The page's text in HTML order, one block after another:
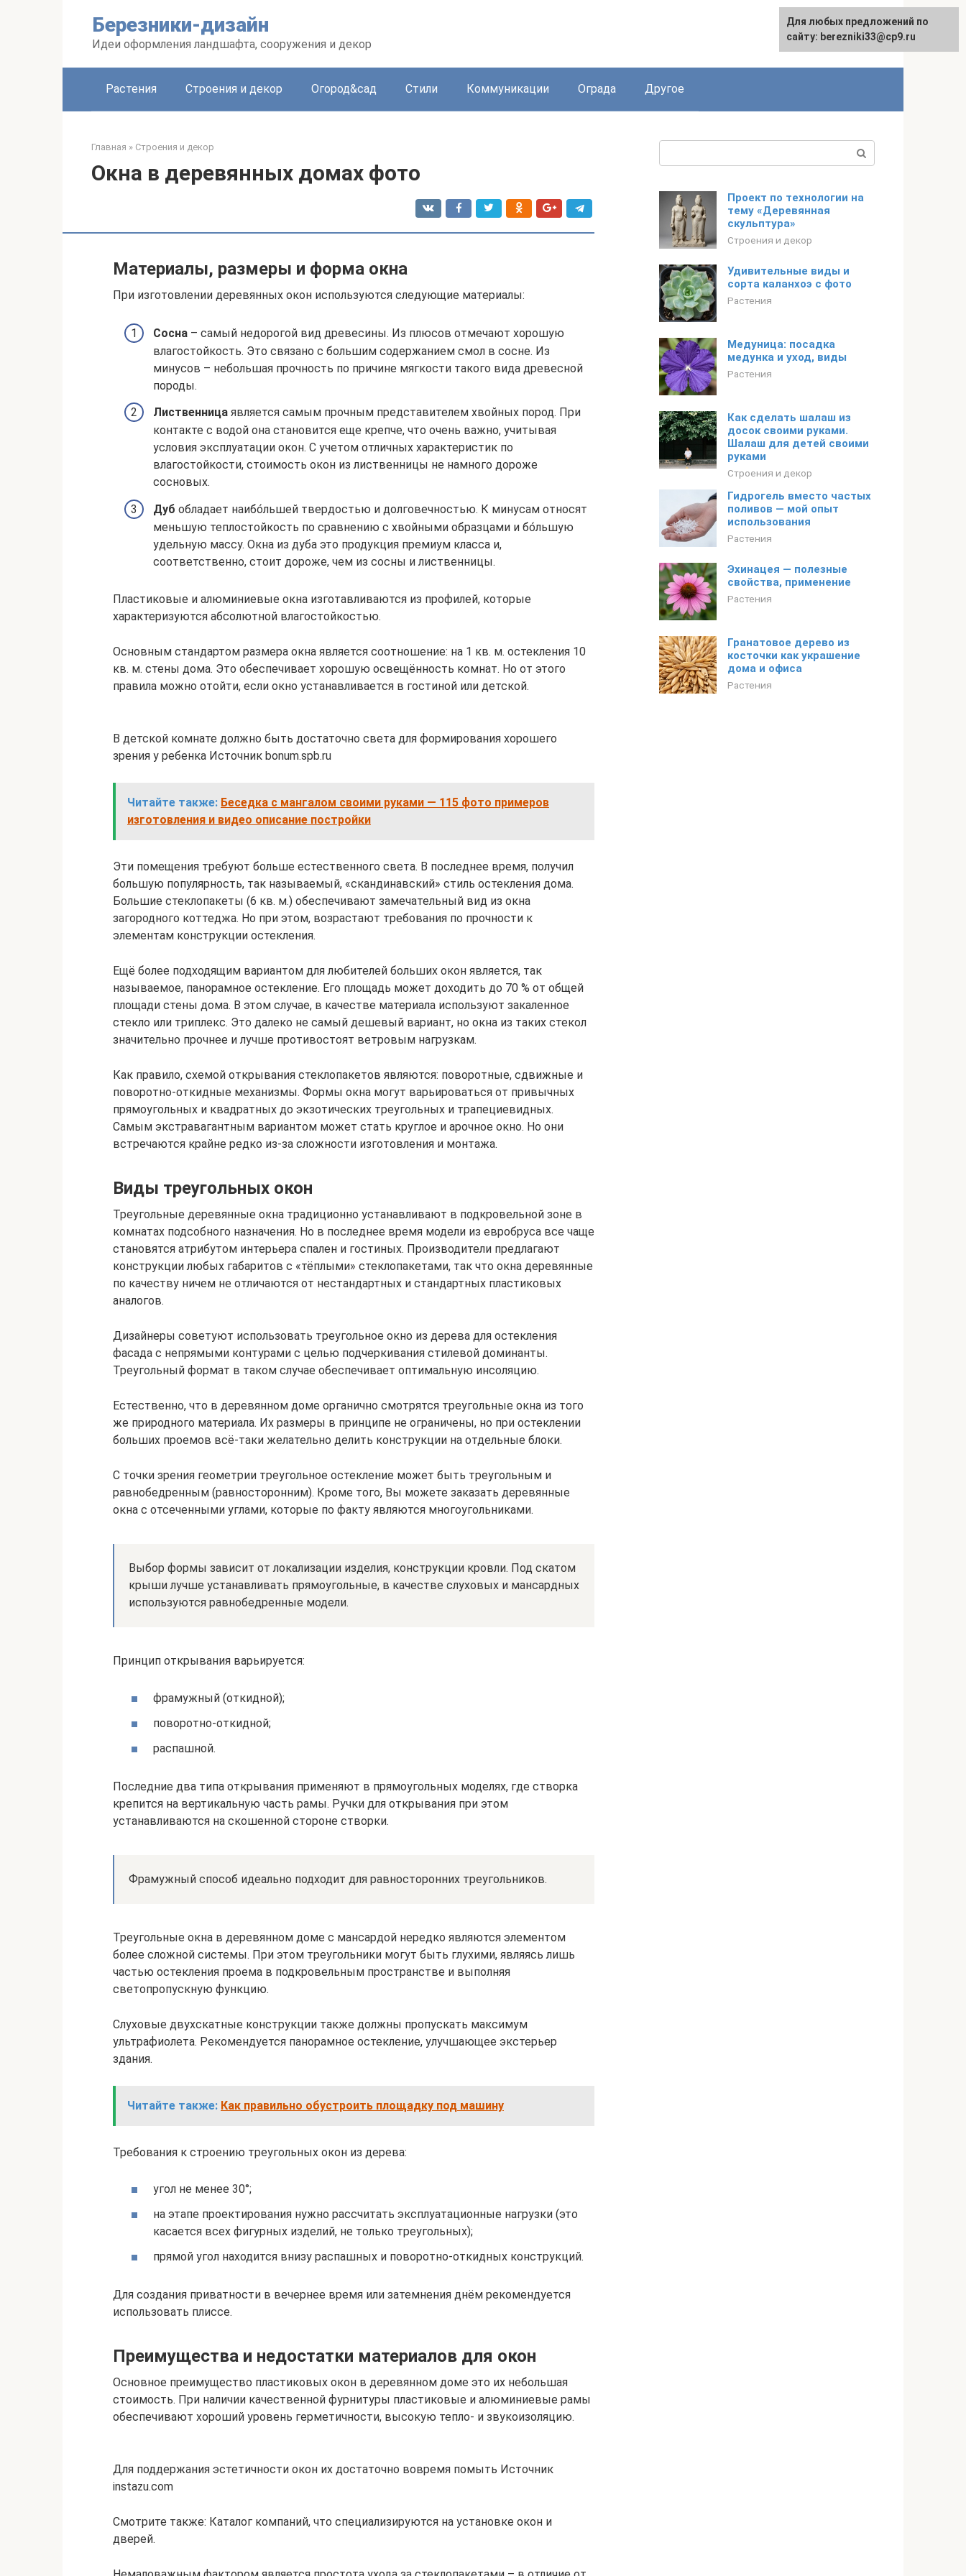
Березники-дизайн
Идеи оформления ландшафта, сооружения и декор
Растения Строения и декор Огород&сад Стили Коммуникации Ограда Другое
Главная » Строения и декор
Окна в деревянных домах фото
Материалы, размеры и форма окна
При изготовлении деревянных окон используются следующие материалы:
Сосна – самый недорогой вид древесины. Из плюсов отмечают хорошую
влагостойкость. Это связано с большим содержанием смол в сосне. Из
минусов – небольшая прочность по причине мягкости такого вида древесной
породы.
Лиственница является самым прочным представителем хвойных пород. При
контакте с водой она становится еще крепче, что очень важно, учитывая
условия эксплуатации окон. С учетом отличных характеристик по
влагостойкости, стоимость окон из лиственницы не намного дороже
сосновых.
Дуб обладает наибо́льшей твердостью и долговечностью. К минусам относят
меньшую теплостойкость по сравнению с хвойными образцами и бо́льшую
удельную массу. Окна из дуба это продукция премиум класса и,
соответственно, стоит дороже, чем из сосны и лиственницы.
Пластиковые и алюминиевые окна изготавливаются из профилей, которые
характеризуются абсолютной влагостойкостью.
Основным стандартом размера окна является соотношение: на 1 кв. м. остекления 10
кв. м. стены дома. Это обеспечивает хорошую освещённость комнат. Но от этого
правила можно отойти, если окно устанавливается в гостиной или детской.
В детской комнате должно быть достаточно света для формирования хорошего
зрения у ребенка Источник bonum.spb.ru
Читайте также: Беседка с мангалом своими руками — 115 фото примеров
изготовления и видео описание постройки
Эти помещения требуют больше естественного света. В последнее время, получил
большую популярность, так называемый, «скандинавский» стиль остекления дома.
Большие стеклопакеты (6 кв. м.) обеспечивают замечательный вид из окна
загородного коттеджа. Но при этом, возрастают требования по прочности к
элементам конструкции остекления.
Ещё более подходящим вариантом для любителей больших окон является, так
называемое, панорамное остекление. Его площадь может доходить до 70 % от общей
площади стены дома. В этом случае, в качестве материала используют закаленное
стекло или триплекс. Это далеко не самый дешевый вариант, но окна из таких стекол
значительно прочнее и лучше противостоят ветровым нагрузкам.
Как правило, схемой открывания стеклопакетов являются: поворотные, сдвижные и
поворотно-откидные механизмы. Формы окна могут варьироваться от привычных
прямоугольных и квадратных до экзотических треугольных и трапециевидных.
Самым экстравагантным вариантом может стать круглое и арочное окно. Но они
встречаются крайне редко из-за сложности изготовления и монтажа.
Виды треугольных окон
Треугольные деревянные окна традиционно устанавливают в подкровельной зоне в
комнатах подсобного назначения. Но в последнее время модели из евробруса все чаще
становятся атрибутом интерьера спален и гостиных. Производители предлагают
конструкции любых габаритов с «тёплыми» стеклопакетами, так что окна деревянные
по качеству ничем не отличаются от нестандартных и стандартных пластиковых
аналогов.
Дизайнеры советуют использовать треугольное окно из дерева для остекления
фасада с непрямыми контурами с целью подчеркивания стилевой доминанты.
Треугольный формат в таком случае обеспечивает оптимальную инсоляцию.
Естественно, что в деревянном доме органично смотрятся треугольные окна из того
же природного материала. Их размеры в принципе не ограничены, но при остеклении
больших проемов всё-таки желательно делить конструкции на отдельные блоки.
С точки зрения геометрии треугольное остекление может быть треугольным и
равнобедренным (равносторонним). Кроме того, Вы можете заказать деревянные
окна с отсеченными углами, которые по факту являются многоугольниками.
Выбор формы зависит от локализации изделия, конструкции кровли. Под скатом
крыши лучше устанавливать прямоугольные, в качестве слуховых и мансардных
используются равнобедренные модели.
Принцип открывания варьируется:
фрамужный (откидной);
поворотно-откидной;
распашной.
Последние два типа открывания применяют в прямоугольных моделях, где створка
крепится на вертикальную часть рамы. Ручки для открывания при этом
устанавливаются на скошенной стороне створки.
Фрамужный способ идеально подходит для равносторонних треугольников.
Треугольные окна в деревянном доме с мансардой нередко являются элементом
более сложной системы. При этом треугольники могут быть глухими, являясь лишь
частью остекления проема в подкровельным пространстве и выполняя
светопропускную функцию.
Слуховые двухскатные конструкции также должны пропускать максимум
ультрафиолета. Рекомендуется панорамное остекление, улучшающее экстерьер
здания.
Читайте также: Как правильно обустроить площадку под машину
Требования к строению треугольных окон из дерева:
угол не менее 30°;
на этапе проектирования нужно рассчитать эксплуатационные нагрузки (это
касается всех фигурных изделий, не только треугольных);
прямой угол находится внизу распашных и поворотно-откидных конструкций.
Для создания приватности в вечернее время или затемнения днём рекомендуется
использовать плиссе.
Преимущества и недостатки материалов для окон
Основное преимущество пластиковых окон в деревянном доме это их небольшая
стоимость. При наличии качественной фурнитуры пластиковые и алюминиевые рамы
обеспечивают хороший уровень герметичности, высокую тепло- и звукоизоляцию.
Для поддержания эстетичности окон их достаточно вовремя помыть Источник
instazu.com
Смотрите также: Каталог компаний, что специализируются на установке окон и
дверей.
Проект по технологии на
тему «Деревянная
скульптура»
Строения и декор
Удивительные виды и
сорта каланхоэ с фото
Растения
Медуница: посадка
медунка и уход, виды
Растения
Как сделать шалаш из
досок своими руками.
Шалаш для детей своими
руками
Строения и декор
Гидрогель вместо частых
поливов — мой опыт
использования
Растения
Эхинацея — полезные
свойства, применение
Растения
Гранатовое дерево из
косточки как украшение
дома и офиса
Растения
Для любых предложений по
сайту: berezniki33@cp9.ru